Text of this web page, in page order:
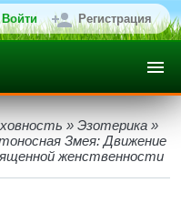
Войти Регистрация
» Эзотерика »
Змея: Движение
женственности